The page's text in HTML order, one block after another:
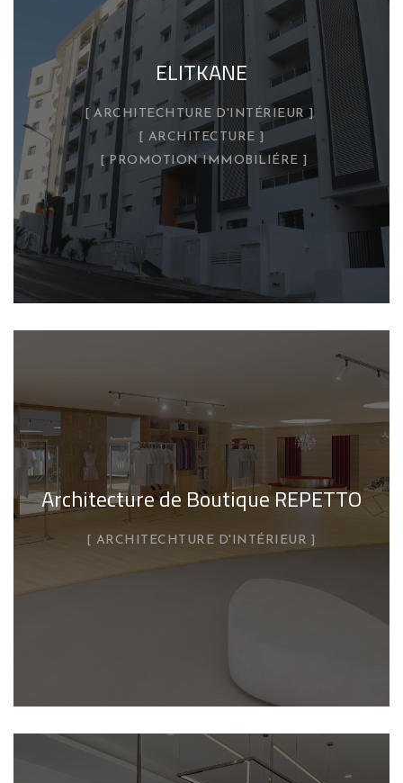
ELITKANE
ARCHITECHTURE D'INTÉRIEUR
ARCHITECTURE
PROMOTION IMMOBILIÉRE
Architecture de Boutique REPETTO
ARCHITECHTURE D'INTÉRIEUR